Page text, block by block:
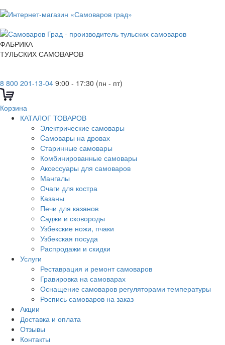
ФАБРИКА
ТУЛЬСКИХ САМОВАРОВ
8 800 201-13-04 9:00 - 17:30 (пн - пт)
Корзина
КАТАЛОГ ТОВАРОВ
Электрические самовары
Cамовары на дровах
Старинные самовары
Комбинированные самовары
Аксессуары для самоваров
Мангалы
Очаги для костра
Казаны
Печи для казанов
Саджи и сковороды
Узбекские ножи, пчаки
Узбекская посуда
Распродажи и скидки
Услуги
Реставрация и ремонт самоваров
Гравировка на самоварах
Оснащение самоваров регуляторами температуры
Роспись самоваров на заказ
Акции
Доставка и оплата
Отзывы
Контакты